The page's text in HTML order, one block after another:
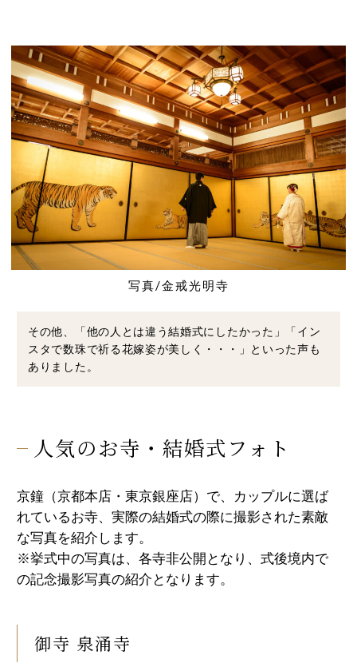
写真/金戒光明寺
その他、「他の人とは違う結婚式にしたかった」「イン
スタで数珠で祈る花嫁姿が美しく・・・」といった声も
ありました。
人気のお寺・結婚式フォト
京鐘（京都本店・東京銀座店）で、カップルに選ば
れているお寺、実際の結婚式の際に撮影された素敵
な写真を紹介します。
※挙式中の写真は、各寺非公開となり、式後境内で
の記念撮影写真の紹介となります。
御寺 泉涌寺